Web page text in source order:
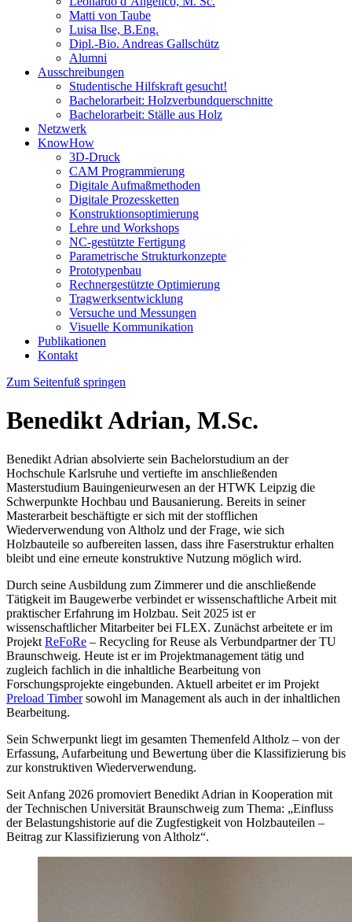
Matti von Taube
Luisa Ilse, B.Eng.
Dipl.-Bio. Andreas Gallschütz
Alumni
Ausschreibungen
Studentische Hilfskraft gesucht!
Bachelorarbeit: Holzverbundquerschnitte
Bachelorarbeit: Ställe aus Holz
Netzwerk
KnowHow
3D-Druck
CAM Programmierung
Digitale Aufmaßmethoden
Digitale Prozessketten
Konstruktionsoptimierung
Lehre und Workshops
NC-gestützte Fertigung
Parametrische Strukturkonzepte
Prototypenbau
Rechnergestützte Optimierung
Tragwerksentwicklung
Versuche und Messungen
Visuelle Kommunikation
Publikationen
Kontakt
Zum Seitenfuß springen
Benedikt Adrian, M.Sc.
Benedikt Adrian absolvierte sein Bachelorstudium an der
Hochschule Karlsruhe und vertiefte im anschließenden
Masterstudium Bauingenieurwesen an der HTWK Leipzig die
Schwerpunkte Hochbau und Bausanierung. Bereits in seiner
Masterarbeit beschäftigte er sich mit der stofflichen
Wiederverwendung von Altholz und der Frage, wie sich
Holzbauteile so aufbereiten lassen, dass ihre Faserstruktur erhalten
bleibt und eine erneute konstruktive Nutzung möglich wird.
Durch seine Ausbildung zum Zimmerer und die anschließende
Tätigkeit im Baugewerbe verbindet er wissenschaftliche Arbeit mit
praktischer Erfahrung im Holzbau. Seit 2025 ist er
wissenschaftlicher Mitarbeiter bei FLEX. Zunächst arbeitete er im
Projekt ReFoRe – Recycling for Reuse als Verbundpartner der TU
Braunschweig. Heute ist er im Projektmanagement tätig und
zugleich fachlich in die inhaltliche Bearbeitung von
Forschungsprojekte eingebunden. Aktuell arbeitet er im Projekt
Preload Timbersowohl im Management als auch in der inhaltlichen
Bearbeitung.
Sein Schwerpunkt liegt im gesamten Themenfeld Altholz – von der
Erfassung, Aufarbeitung und Bewertung über die Klassifizierung bis
zur konstruktiven Wiederverwendung.
Seit Anfang 2026 promoviert Benedikt Adrian in Kooperation mit
der Technischen Universität Braunschweig zum Thema: „Einfluss
der Belastungshistorie auf die Zugfestigkeit von Holzbauteilen –
Beitrag zur Klassifizierung von Altholz“.